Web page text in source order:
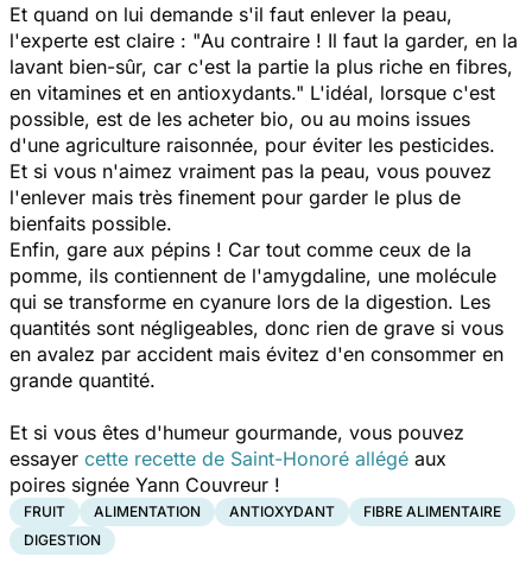
Et quand on lui demande s'il faut enlever la peau,
l'experte est claire : "Au contraire ! Il faut la garder, en la
lavant bien-sûr, car c'est la partie la plus riche en fibres,
en vitamines et en antioxydants." L'idéal, lorsque c'est
possible, est de les acheter bio, ou au moins issues
d'une agriculture raisonnée, pour éviter les pesticides.
Et si vous n'aimez vraiment pas la peau, vous pouvez
l'enlever mais très finement pour garder le plus de
bienfaits possible.
Enfin, gare aux pépins ! Car tout comme ceux de la
pomme, ils contiennent de l'amygdaline, une molécule
qui se transforme en cyanure lors de la digestion. Les
quantités sont négligeables, donc rien de grave si vous
en avalez par accident mais évitez d'en consommer en
grande quantité.
Et si vous êtes d'humeur gourmande, vous pouvez
essayer cette recette de Saint-Honoré allégé aux
poires signée Yann Couvreur !
FRUIT ALIMENTATION ANTIOXYDANT
FIBRE ALIMENTAIRE
DIGESTION